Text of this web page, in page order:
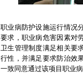
职业病防护设施运行情况
要求，职业病危害因素对
卫生管理制度满足相关要
行性，并满足要求防治效
一致同意通过该项目职业